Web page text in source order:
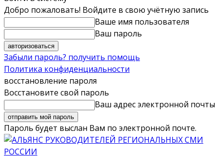
Добро пожаловать! Войдите в свою учётную запись
Ваше имя пользователя
Ваш пароль
Забыли пароль? получить помощь
Политика конфиденциальности
восстановление пароля
Восстановите свой пароль
Ваш адрес электронной почты
Пароль будет выслан Вам по электронной почте.